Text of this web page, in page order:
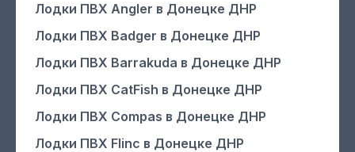
Лодки ПВХ Angler в Донецке ДНР
Лодки ПВХ Badger в Донецке ДНР
Лодки ПВХ Barrakuda в Донецке ДНР
Лодки ПВХ CatFish в Донецке ДНР
Лодки ПВХ Compas в Донецке ДНР
Лодки ПВХ Flinc в Донецке ДНР